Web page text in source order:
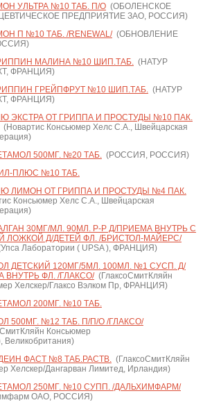
УЛЬТРА №10 ТАБ. П/О(ОБОЛЕНСКОЕ
ПРЕДПРИЯТИЕ ЗАО, РОССИЯ)
П №10 ТАБ. /RENEWAL/(ОБНОВЛЕНИЕ
МАЛИНА №10 ШИП.ТАБ.(НАТУР
ФРАНЦИЯ)
ГРЕЙПФРУТ №10 ШИП.ТАБ.(НАТУР
ФРАНЦИЯ)
ЭКСТРА ОТ ГРИППА И ПРОСТУДЫ №10 ПАК.
(Новартис Консьюмер Хелс С.А., Швейцарская
500МГ. №20 ТАБ.(РОССИЯ, РОССИЯ)
ПЛЮС №10 ТАБ.
ЛИМОН ОТ ГРИППА И ПРОСТУДЫ №4 ПАК.
Консьюмер Хелс С.А., Швейцарская
30МГ/МЛ. 90МЛ. Р-Р Д/ПРИЕМА ВНУТРЬ С
ЛОЖКОЙ Д/ДЕТЕЙ ФЛ. /БРИСТОЛ-МАЙЕРС/
Лаборатории ( UPSA ), ФРАНЦИЯ)
ДЕТСКИЙ 120МГ/5МЛ. 100МЛ. №1 СУСП. Д/
ВНУТРЬ ФЛ. /ГЛАКСО/(ГлаксоСмитКляйн
Хелскер/Глаксо Вэлком Пр, ФРАНЦИЯ)
200МГ. №10 ТАБ.
500МГ. №12 ТАБ. П/П/О /ГЛАКСО/
Консьюмер
Великобритания)
ФАСТ №8 ТАБ.РАСТВ.(ГлаксоСмитКляйн
Хелскер/Дангарван Лимитед, Ирландия)
250МГ. №10 СУПП. /ДАЛЬХИМФАРМ/
ОАО, РОССИЯ)